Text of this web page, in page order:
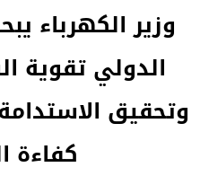
وزير الكهرباء
الدولي تقوية
وتحقيق
كفاءة